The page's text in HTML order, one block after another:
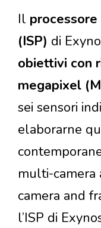
Il
(ISP) di
obiettivi con
megapixel
sei sensori
elaborarne
multi-camera
camera and
l’ISP di